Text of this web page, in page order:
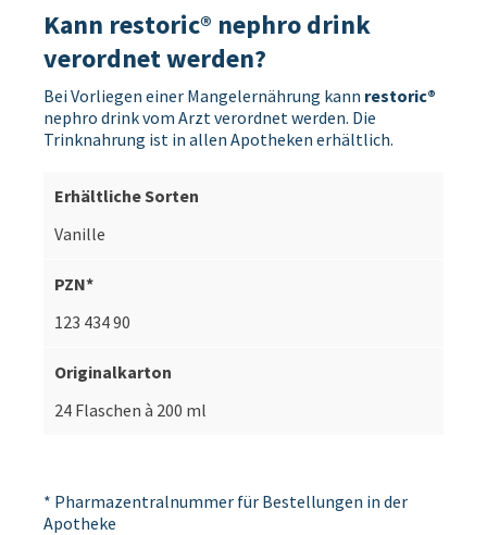
Kann restoric® nephro drink
verordnet werden?
Bei Vorliegen einer Mangelernährung kann restoric®
nephro drink vom Arzt verordnet werden. Die
Trinknahrung ist in allen Apotheken erhältlich.
Vanille
123 434 90
24 Flaschen à 200 ml
* Pharmazentralnummer für Bestellungen in der
Apotheke